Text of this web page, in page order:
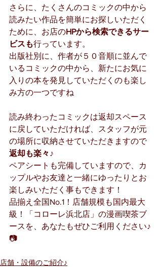
さらに、たくさんのコミックの中から
読みたい作品を簡単にお探しいただく
ために、お店のHPから検索できるサー
ビスも行っています。
出版社別に、作者が５０音順に並んで
いるコミックの中から、新たにお気に
入りの本を発見していただくのも楽し
み方の一つですね
読み終わったコミックは返却スペース
に戻していただければ、スタッフが元
の場所に収納させていただきますので
返却も楽々♪
ペアシートも完備していますので、カ
ップルやお友達と一緒にゆったりとお
楽しみいただく事もできます！
品揃え全国No.1！店舗規模も国内最大
級！「コローレ浜北店」の漫画喫茶ブ
ースを、あなたもぜひご利用ください♪
📷
店舗・設備のご紹介♪